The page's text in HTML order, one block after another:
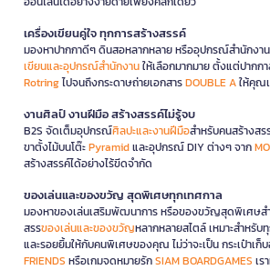
เครื่องเขียนคู่ใจ ทุกการสร้างสรรค์
มองหาปากกาดีๆ ดินสอหลากหลาย หรืออุปกรณ์สำนักงา
เขียนและอุปกรณ์สำนักงานให้เลือกมากมาย ตั้งแต่ปากก
Rotringไปจนถึงกระดาษถ่ายเอกสารDOUBLE Aให้คุณ
งานศิลป์ งานฝีมือ สร้างสรรค์ไม่รู้จบ
B2S จัดเต็มอุปกรณ์ศิลปะและงานฝีมือสำหรับคนสร้างส
ขาตั้งไม้บนโต๊ะPyramidและอุปกรณ์ DIY ต่างๆ จาก
สร้างสรรค์ได้อย่างไร้ขีดจำกัด
ของเล่นและของขวัญ สุดพิเศษทุกเทศกาล
มองหาของเล่นเสริมพัฒนาการ หรือของขวัญสุดพิเศษสำ
สรรของเล่นและของขวัญหลากหลายสไตล์ เหมาะสำหรั
และรอยยิ้มให้กับคนพิเศษของคุณ ไม่ว่าจะเป็น กระเป๋าเ
FRIENDS หรือเกมจดหมายรักSIAM BOARDGAMES เร